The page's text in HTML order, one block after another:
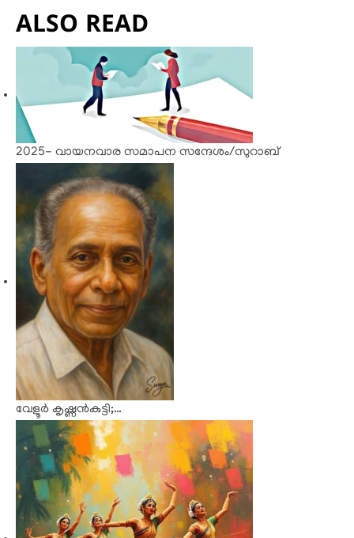
ALSO READ
2025- വായനവാര സമാപന സന്ദേശം/സുറാബ്
വേളൂർ കൃഷ്ണൻകുട്ടി;…